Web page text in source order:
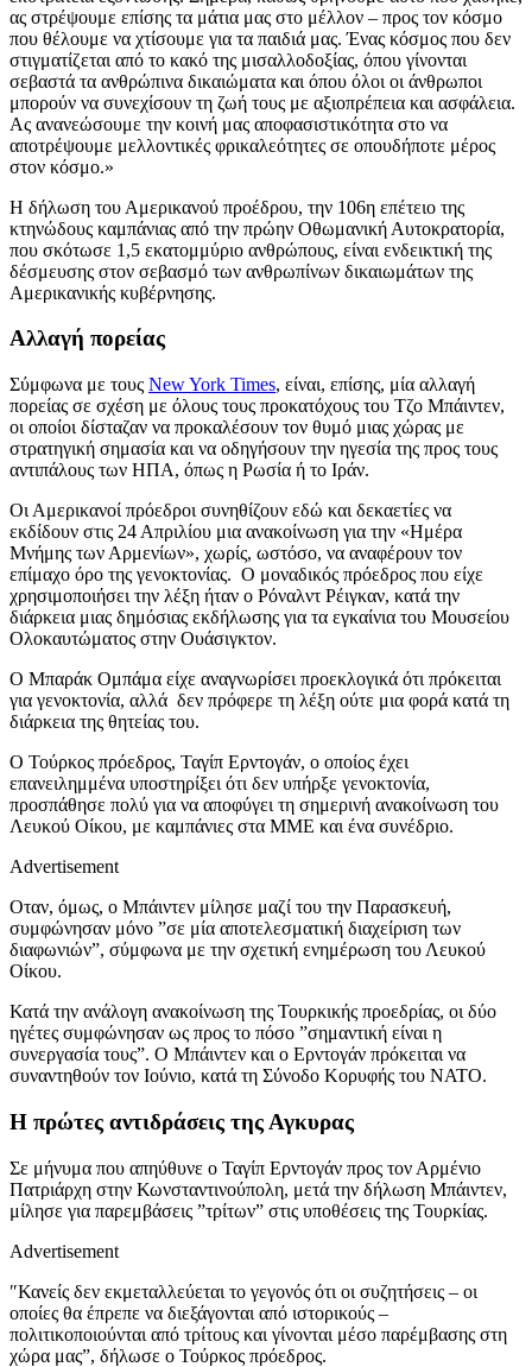
ας στρέψουμε επίσης τα μάτια μας στο μέλλον – προς τον κόσμο
που θέλουμε να χτίσουμε για τα παιδιά μας. Ένας κόσμος που δεν
στιγματίζεται από το κακό της μισαλλοδοξίας, όπου γίνονται
σεβαστά τα ανθρώπινα δικαιώματα και όπου όλοι οι άνθρωποι
μπορούν να συνεχίσουν τη ζωή τους με αξιοπρέπεια και ασφάλεια.
Ας ανανεώσουμε την κοινή μας αποφασιστικότητα στο να
αποτρέψουμε μελλοντικές φρικαλεότητες σε οπουδήποτε μέρος
στον κόσμο.»
Η δήλωση του Αμερικανού προέδρου, την 106η επέτειο της
κτηνώδους καμπάνιας από την πρώην Οθωμανική Αυτοκρατορία,
που σκότωσε 1,5 εκατομμύριο ανθρώπους, είναι ενδεικτική της
δέσμευσης στον σεβασμό των ανθρωπίνων δικαιωμάτων της
Αμερικανικής κυβέρνησης.
Αλλαγή πορείας
Σύμφωνα με τους New York Times, είναι, επίσης, μία αλλαγή
πορείας σε σχέση με όλους τους προκατόχους του Τζο Μπάιντεν,
οι οποίοι δίσταζαν να προκαλέσουν τον θυμό μιας χώρας με
στρατηγική σημασία και να οδηγήσουν την ηγεσία της προς τους
αντιπάλους των ΗΠΑ, όπως η Ρωσία ή το Ιράν.
Οι Αμερικανοί πρόεδροι συνηθίζουν εδώ και δεκαετίες να
εκδίδουν στις 24 Απριλίου μια ανακοίνωση για την «Ημέρα
Μνήμης των Αρμενίων», χωρίς, ωστόσο, να αναφέρουν τον
επίμαχο όρο της γενοκτονίας. Ο μοναδικός πρόεδρος που είχε
χρησιμοποιήσει την λέξη ήταν ο Ρόναλντ Ρέιγκαν, κατά την
διάρκεια μιας δημόσιας εκδήλωσης για τα εγκαίνια του Μουσείου
Ολοκαυτώματος στην Ουάσιγκτον.
Ο Μπαράκ Ομπάμα είχε αναγνωρίσει προεκλογικά ότι πρόκειται
για γενοκτονία, αλλά δεν πρόφερε τη λέξη ούτε μια φορά κατά τη
διάρκεια της θητείας του.
Ο Τούρκος πρόεδρος, Ταγίπ Ερντογάν, ο οποίος έχει
επανειλημμένα υποστηρίξει ότι δεν υπήρξε γενοκτονία,
προσπάθησε πολύ για να αποφύγει τη σημερινή ανακοίνωση του
Λευκού Οίκου, με καμπάνιες στα ΜΜΕ και ένα συνέδριο.
Advertisement
Οταν, όμως, ο Μπάιντεν μίλησε μαζί του την Παρασκευή,
συμφώνησαν μόνο ”σε μία αποτελεσματική διαχείριση των
διαφωνιών”, σύμφωνα με την σχετική ενημέρωση του Λευκού
Οίκου.
Κατά την ανάλογη ανακοίνωση της Τουρκικής προεδρίας, οι δύο
ηγέτες συμφώνησαν ως προς το πόσο ”σημαντική είναι η
συνεργασία τους”. Ο Μπάιντεν και ο Ερντογάν πρόκειται να
συναντηθούν τον Ιούνιο, κατά τη Σύνοδο Κορυφής του ΝΑΤΟ.
Η πρώτες αντιδράσεις της Αγκυρας
Σε μήνυμα που απηύθυνε ο Ταγίπ Ερντογάν προς τον Αρμένιο
Πατριάρχη στην Κωνσταντινούπολη, μετά την δήλωση Μπάιντεν,
μίλησε για παρεμβάσεις ”τρίτων” στις υποθέσεις της Τουρκίας.
Advertisement
″Κανείς δεν εκμεταλλεύεται το γεγονός ότι οι συζητήσεις – οι
οποίες θα έπρεπε να διεξάγονται από ιστορικούς –
πολιτικοποιούνται από τρίτους και γίνονται μέσο παρέμβασης στη
χώρα μας”, δήλωσε ο Τούρκος πρόεδρος.